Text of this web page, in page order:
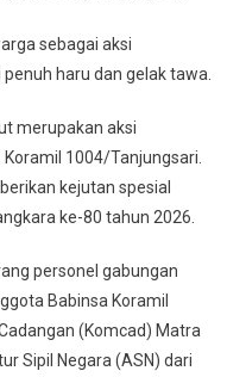
Mapolsek
Di
Ada
Apa?
sebagai aksi
haru dan gelak tawa.
merupakan aksi
Koramil 1004/Tanjungsari.
kejutan spesial
ke-80 tahun 2026.
personel gabungan
Babinsa Koramil
(Komcad) Matra
Sipil Negara (ASN) dari